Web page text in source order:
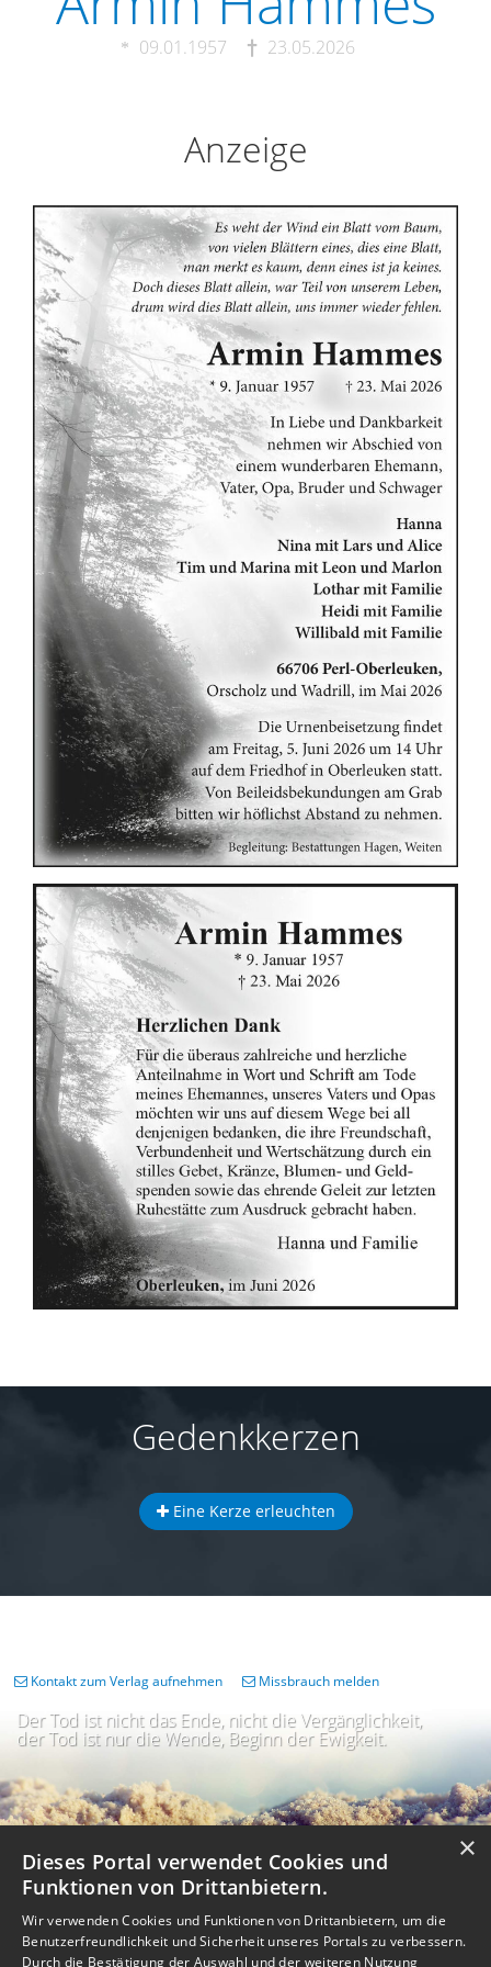
09.01.1957 23.05.2026
Anzeige
Gedenkkerzen
Eine Kerze erleuchten
Der Tod ist nicht das Ende, nicht die Vergänglichkeit,
der Tod ist nur die Wende, Beginn der Ewigkeit.
Kontakt zum Verlag aufnehmen Missbrauch melden
×
Dieses Portal verwendet Cookies und
Funktionen von Drittanbietern.
Wir verwenden Cookies und Funktionen von Drittanbietern, um die
Benutzerfreundlichkeit und Sicherheit unseres Portals zu verbessern.
Durch die Bestätigung der Auswahl und der weiteren Nutzung